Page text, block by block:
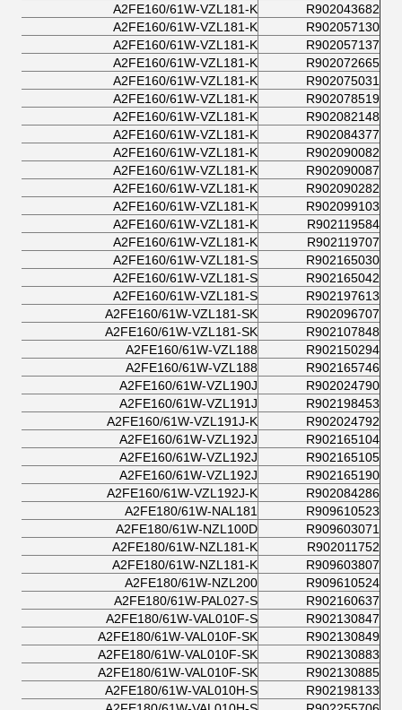
R902043682
A2FE160/61W-VZL181-K
R902057130
A2FE160/61W-VZL181-K
R902057137
A2FE160/61W-VZL181-K
R902072665
A2FE160/61W-VZL181-K
R902075031
A2FE160/61W-VZL181-K
R902078519
A2FE160/61W-VZL181-K
R902082148
A2FE160/61W-VZL181-K
R902084377
A2FE160/61W-VZL181-K
R902090082
A2FE160/61W-VZL181-K
R902090087
A2FE160/61W-VZL181-K
R902090282
A2FE160/61W-VZL181-K
R902099103
A2FE160/61W-VZL181-K
R902119584
A2FE160/61W-VZL181-K
R902119707
A2FE160/61W-VZL181-K
R902165030
A2FE160/61W-VZL181-S
R902165042
A2FE160/61W-VZL181-S
R902197613
A2FE160/61W-VZL181-S
R902096707
A2FE160/61W-VZL181-SK
R902107848
A2FE160/61W-VZL181-SK
R902150294
A2FE160/61W-VZL188
R902165746
A2FE160/61W-VZL188
R902024790
A2FE160/61W-VZL190J
R902198453
A2FE160/61W-VZL191J
R902024792
A2FE160/61W-VZL191J-K
R902165104
A2FE160/61W-VZL192J
R902165105
A2FE160/61W-VZL192J
R902165190
A2FE160/61W-VZL192J
R902084286
A2FE160/61W-VZL192J-K
R909610523
A2FE180/61W-NAL181
R909603071
A2FE180/61W-NZL100D
R902011752
A2FE180/61W-NZL181-K
R909603807
A2FE180/61W-NZL181-K
R909610524
A2FE180/61W-NZL200
R902160637
A2FE180/61W-PAL027-S
R902130847
A2FE180/61W-VAL010F-S
R902130849
A2FE180/61W-VAL010F-SK
R902130883
A2FE180/61W-VAL010F-SK
R902130885
A2FE180/61W-VAL010F-SK
R902198133
A2FE180/61W-VAL010H-S